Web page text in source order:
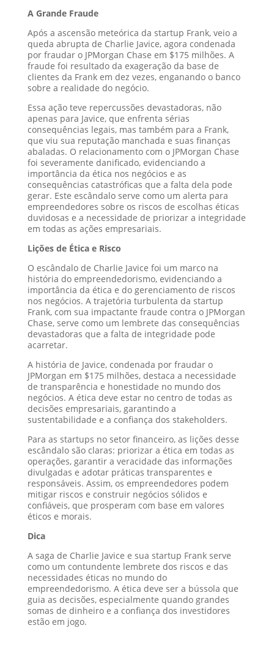
A Grande Fraude
Após a ascensão meteórica da startup Frank, veio a
queda abrupta de Charlie Javice, agora condenada
por fraudar o JPMorgan Chase em $175 milhões. A
fraude foi resultado da exageração da base de
clientes da Frank em dez vezes, enganando o banco
sobre a realidade do negócio.
Essa ação teve repercussões devastadoras, não
apenas para Javice, que enfrenta sérias
consequências legais, mas também para a Frank,
que viu sua reputação manchada e suas finanças
abaladas. O relacionamento com o JPMorgan Chase
foi severamente danificado, evidenciando a
importância da ética nos negócios e as
consequências catastróficas que a falta dela pode
gerar. Este escândalo serve como um alerta para
empreendedores sobre os riscos de escolhas éticas
duvidosas e a necessidade de priorizar a integridade
em todas as ações empresariais.
Lições de Ética e Risco
O escândalo de Charlie Javice foi um marco na
história do empreendedorismo, evidenciando a
importância da ética e do gerenciamento de riscos
nos negócios. A trajetória turbulenta da startup
Frank, com sua impactante fraude contra o JPMorgan
Chase, serve como um lembrete das consequências
devastadoras que a falta de integridade pode
acarretar.
A história de Javice, condenada por fraudar o
JPMorgan em $175 milhões, destaca a necessidade
de transparência e honestidade no mundo dos
negócios. A ética deve estar no centro de todas as
decisões empresariais, garantindo a
sustentabilidade e a confiança dos stakeholders.
Para as startups no setor financeiro, as lições desse
escândalo são claras: priorizar a ética em todas as
operações, garantir a veracidade das informações
divulgadas e adotar práticas transparentes e
responsáveis. Assim, os empreendedores podem
mitigar riscos e construir negócios sólidos e
confiáveis, que prosperam com base em valores
éticos e morais.
Dica
A saga de Charlie Javice e sua startup Frank serve
como um contundente lembrete dos riscos e das
necessidades éticas no mundo do
empreendedorismo. A ética deve ser a bússola que
guia as decisões, especialmente quando grandes
somas de dinheiro e a confiança dos investidores
estão em jogo.